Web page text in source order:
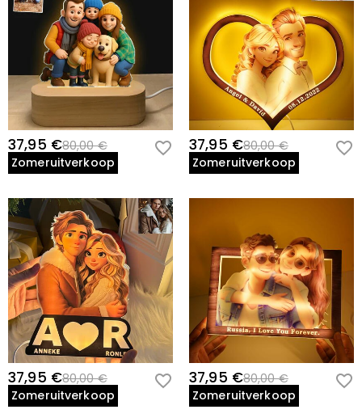
37,95 €80,00 €
Zomeruitverkoop
37,95 €80,00 €
Zomeruitverkoop
37,95 €80,00 €
Zomeruitverkoop
37,95 €80,00 €
Zomeruitverkoop